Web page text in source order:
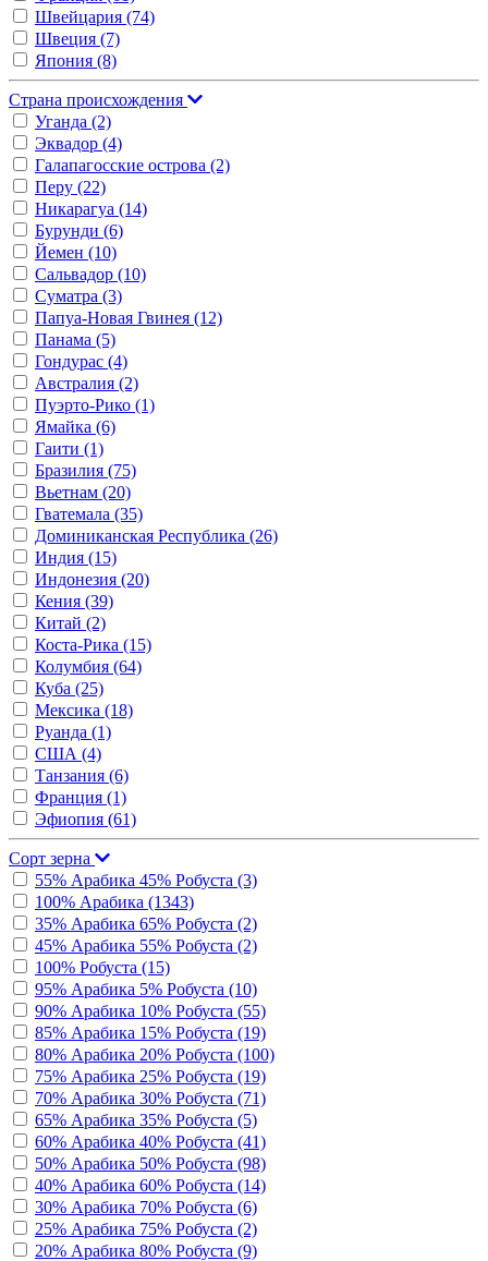
Швейцария (74)
Швеция (7)
Япония (8)
Страна происхождения
Уганда (2)
Эквадор (4)
Галапагосские острова (2)
Перу (22)
Никарагуа (14)
Бурунди (6)
Йемен (10)
Сальвадор (10)
Суматра (3)
Папуа-Новая Гвинея (12)
Панама (5)
Гондурас (4)
Австралия (2)
Пуэрто-Рико (1)
Ямайка (6)
Гаити (1)
Бразилия (75)
Вьетнам (20)
Гватемала (35)
Доминиканская Республика (26)
Индия (15)
Индонезия (20)
Кения (39)
Китай (2)
Коста-Рика (15)
Колумбия (64)
Куба (25)
Мексика (18)
Руанда (1)
США (4)
Танзания (6)
Франция (1)
Эфиопия (61)
Сорт зерна
55% Арабика 45% Робуста (3)
100% Арабика (1343)
35% Арабика 65% Робуста (2)
45% Арабика 55% Робуста (2)
100% Робуста (15)
95% Арабика 5% Робуста (10)
90% Арабика 10% Робуста (55)
85% Арабика 15% Робуста (19)
80% Арабика 20% Робуста (100)
75% Арабика 25% Робуста (19)
70% Арабика 30% Робуста (71)
65% Арабика 35% Робуста (5)
60% Арабика 40% Робуста (41)
50% Арабика 50% Робуста (98)
40% Арабика 60% Робуста (14)
30% Арабика 70% Робуста (6)
25% Арабика 75% Робуста (2)
20% Арабика 80% Робуста (9)